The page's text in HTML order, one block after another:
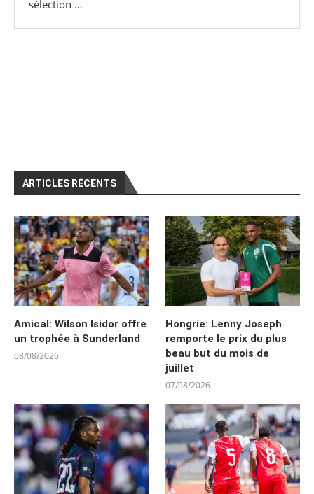
sélection …
ARTICLES RÉCENTS
Amical: Wilson Isidor offre
un trophée à Sunderland
08/08/2026
Hongrie: Lenny Joseph
remporte le prix du plus
beau but du mois de
juillet
07/08/2026